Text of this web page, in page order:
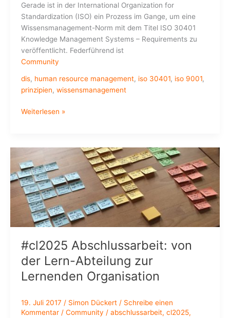
Gerade ist in der International Organization for
Standardization (ISO) ein Prozess im Gange, um eine
Wissensmanagement-Norm mit dem Titel ISO 30401
Knowledge Management Systems – Requirements zu
veröffentlicht. Federführend ist
Community
dis, human resource management, iso 30401, iso 9001,
prinzipien, wissensmanagement
Euer
ist
gefragt:
ISO/DIS
30401
Knowledge
Management
Weiterlesen »
#cl2025 Abschlussarbeit: von
der Lern-Abteilung zur
Lernenden Organisation
19. Juli 2017 / Simon Dückert / Schreibe einen
Kommentar / Community / abschlussarbeit, cl2025,